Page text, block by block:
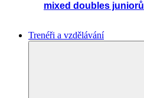
mixed doubles juniorů
Trenéři a vzdělávání